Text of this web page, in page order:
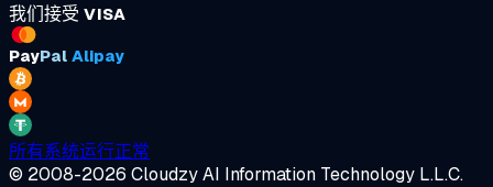
我们接受 VISA
PayPal Alipay
所有系统运行正常
© 2008-2026 Cloudzy AI Information Technology L.L.C.